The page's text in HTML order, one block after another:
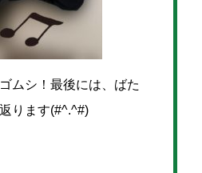
ムシ！最後には、ばた
ります(#^.^#)